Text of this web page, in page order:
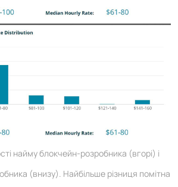
найму блокчейн-розробника (вгорі) і
(внизу). Найбільше різниця помітна